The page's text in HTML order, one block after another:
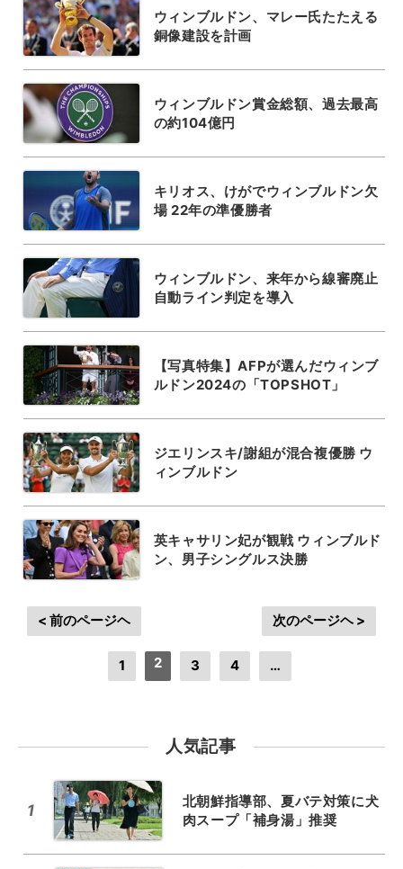
ウィンブルドン、マレー氏たたえる
銅像建設を計画
ウィンブルドン賞金総額、過去最高
の約104億円
キリオス、けがでウィンブルドン欠
場 22年の準優勝者
ウィンブルドン、来年から線審廃止
自動ライン判定を導入
【写真特集】AFPが選んだウィンブ
ルドン2024の「TOPSHOT」
ジエリンスキ/謝組が混合複優勝 ウ
ィンブルドン
英キャサリン妃が観戦 ウィンブルド
ン、男子シングルス決勝
< 前のページヘ
1 2 3 4 …
次のページヘ >
人気記事
1
北朝鮮指導部、夏バテ対策に犬
肉スープ「補身湯」推奨